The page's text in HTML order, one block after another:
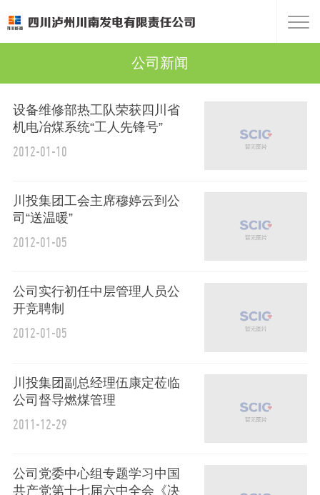
公司新闻
设备维修部热工队荣获四川省
机电冶煤系统“工人先锋号”
2012-01-10
川投集团工会主席穆婷云到公
司“送温暖”
2012-01-05
公司实行初任中层管理人员公
开竞聘制
2012-01-05
川投集团副总经理伍康定莅临
公司督导燃煤管理
2011-12-29
公司党委中心组专题学习中国
共产党第十七届六中全会《决